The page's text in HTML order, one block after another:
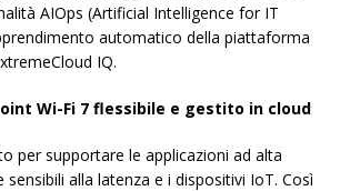
AIOps (Artificial Intelligence for IT
automatico della piattaforma
IQ.
Wi-Fi 7 flessibile e gestito in cloud
per supportare le applicazioni ad alta
sensibili alla latenza e i dispositivi IoT. Così